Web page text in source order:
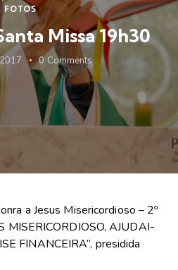
FOTOS
Missa 19h30
0 Comments
a Jesus Misericordioso – 2º
MISERICORDIOSO, AJUDAI-
FINANCEIRA”, presidida